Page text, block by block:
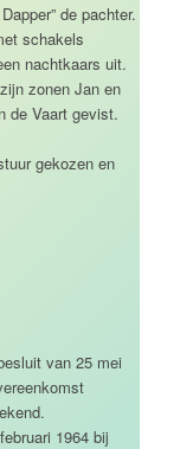
de pachter.
schakels
nachtkaars uit.
zonen Jan en
de Vaart gevist.
gekozen en
van 25 mei
1964 bij